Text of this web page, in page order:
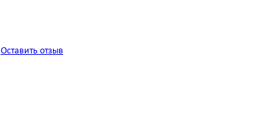
Оставить отзыв